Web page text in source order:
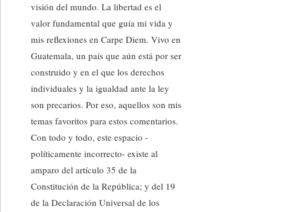
visión del mundo. La libertad es el
valor fundamental que guía mi vida y
mis reflexiones en Carpe Diem. Vivo en
Guatemala, un país que aún está por ser
construido y en el que los derechos
individuales y la igualdad ante la ley
son precarios. Por eso, aquellos son mis
temas favoritos para estos comentarios.
Con todo y todo, este espacio -
políticamente incorrecto- existe al
amparo del artículo 35 de la
Constitución de la República; y del 19
de la Declaración Universal de los